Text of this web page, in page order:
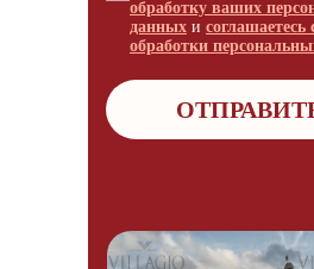
обработку ваших
данных и
обработки